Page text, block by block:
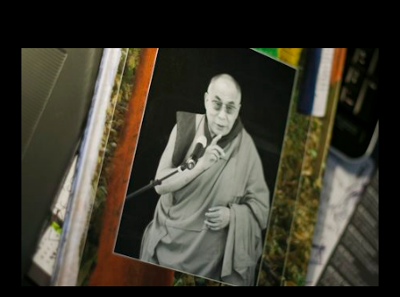
HÔTEL
PREMIÈRE
CLASSE
LISIEUX